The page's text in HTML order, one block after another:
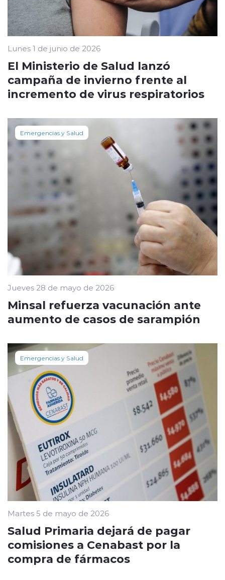
Lunes 1 de junio de 2026
El Ministerio de Salud lanzó
campaña de invierno frente al
incremento de virus respiratorios
Emergencias y Salud
Jueves 28 de mayo de 2026
Minsal refuerza vacunación ante
aumento de casos de sarampión
Emergencias y Salud
Martes 5 de mayo de 2026
Salud Primaria dejará de pagar
comisiones a Cenabast por la
compra de fármacos